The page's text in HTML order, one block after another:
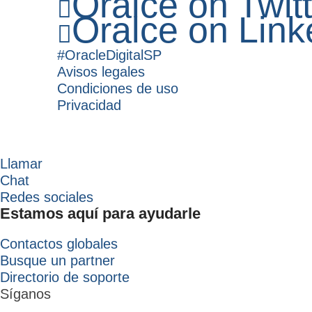
Oralce on
#OracleDigitalSP
Avisos legales
Condiciones de uso
Privacidad
Llamar
Chat
Redes sociales
Estamos aquí para ayudarle
Contactos globales
Busque un partner
Directorio de soporte
Síganos